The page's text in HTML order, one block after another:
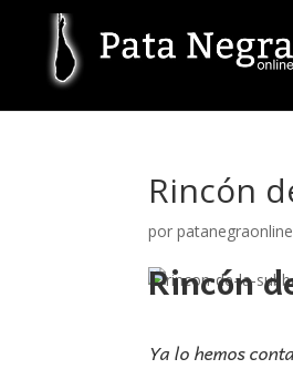
Rincón
porpatanegraonline
Rincón
Ya lo hemos